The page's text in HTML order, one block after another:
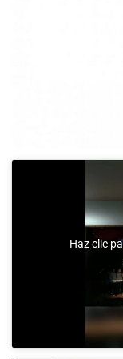
Haz clic